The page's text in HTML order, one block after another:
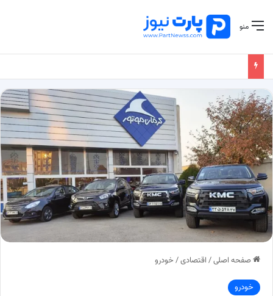
منو
صفحه اصلی/ اقتصادی/ خودرو
خودرو